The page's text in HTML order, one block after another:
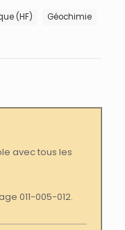
(HF)
Géochimie
avec tous les
011-005-012.